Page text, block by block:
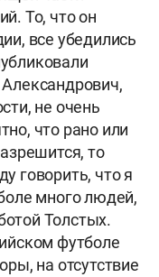
То, что он
все убедились
не очень
что рано или
то
говорить, что я
много людей,
Толстых.
футболе
на отсутствие